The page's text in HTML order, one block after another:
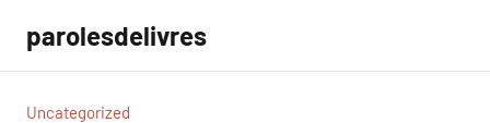
contenu
parolesdelivres
Uncategorized